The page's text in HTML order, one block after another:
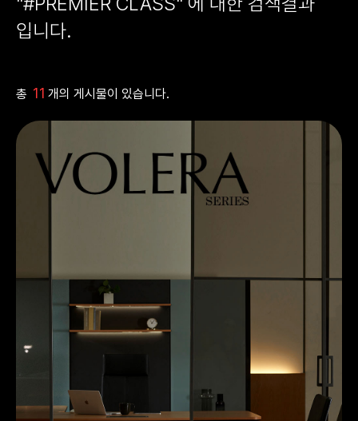
입니다.
총 11 개의 게시물이 있습니다.